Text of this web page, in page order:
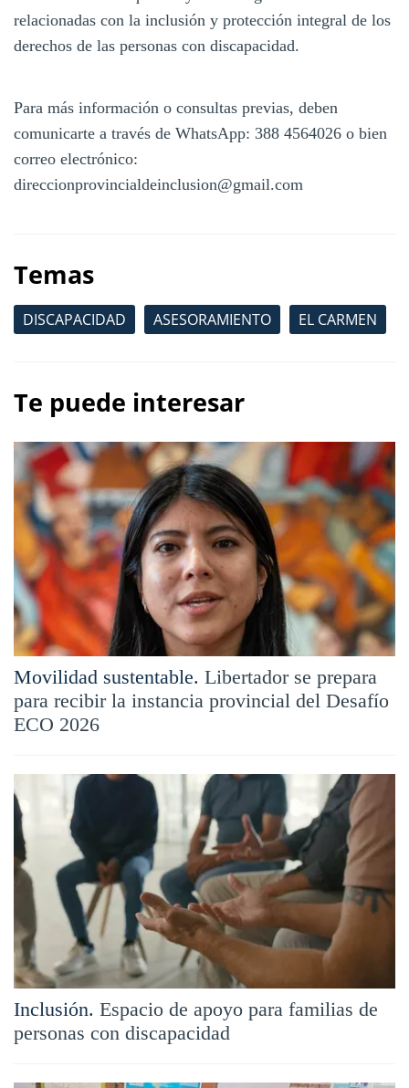
relacionadas con la inclusión y protección integral de los
derechos de las personas con discapacidad.
Para más información o consultas previas, deben
comunicarte a través de WhatsApp: 388 4564026 o bien
correo electrónico:
direccionprovincialdeinclusion@gmail.com
Temas
DISCAPACIDAD ASESORAMIENTO EL CARMEN
Te puede interesar
Movilidad sustentable. Libertador se prepara
para recibir la instancia provincial del Desafío
ECO 2026
Inclusión. Espacio de apoyo para familias de
personas con discapacidad